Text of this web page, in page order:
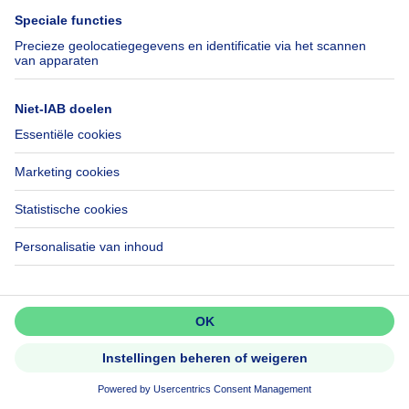
Activeer alert
Onze huizen buiten België
Huis te koop Spanje
Huis te koop Italië
Huis te koop Luxemburg
Over
Immoweb
Pers
Axel Springer Group
Immowelt.de
Hypothecair krediet met
Veelgestelde vragen
Volg ons
Immoweb Blog
Activeer meldingen en wees als
eerste op de hoogte van nieuwe